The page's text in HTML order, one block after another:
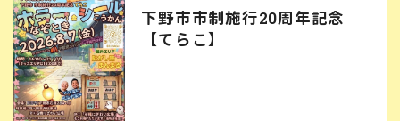
下野市市制施行20周年記念
【てらこ】